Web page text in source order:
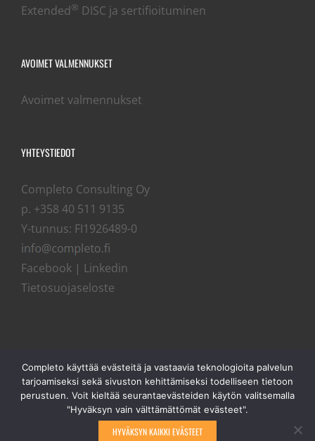
Extended® DISC ja sertifioituminen
AVOIMET VALMENNUKSET
Avoimet valmennukset
YHTEYSTIEDOT
Completo Consulting Oy
p. +358 40 511 9135
Y-tunnus: FI1926489-0
Facebook | Linkedin
Tietosuojaseloste
Completo käyttää evästeitä ja vastaavia teknologioita palvelun
tarjoamiseksi sekä sivuston kehittämiseksi todelliseen tietoon
perustuen. Voit kieltää seurantaevästeiden käytön valitsemalla
"Hyväksyn vain välttämättömät evästeet".
HYVÄKSYN KAIKKI EVÄSTEET